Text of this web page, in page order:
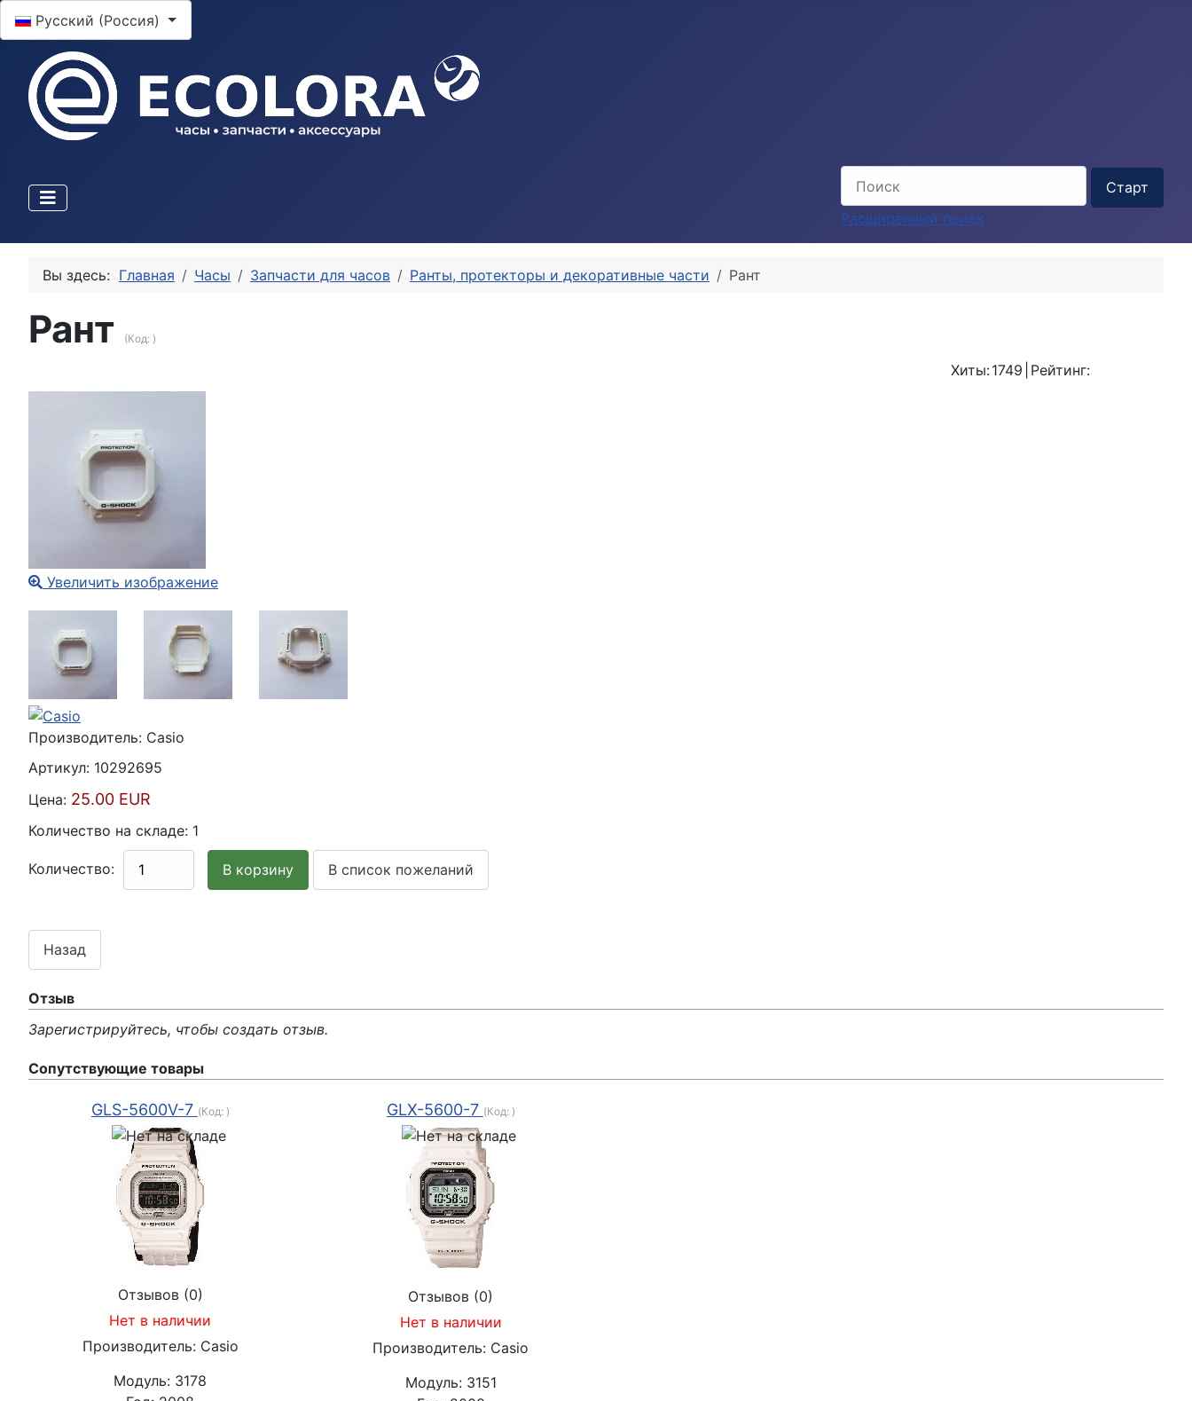
Выберите язык
Русский (Россия)
Расширенный поиск
Вы здесь: Главная Часы Запчасти для часов Ранты, протекторы и декоративные части Рант
Рант (Код: )
Хиты:1749 Рейтинг:
Увеличить изображение
Производитель: Casio
Артикул: 10292695
Цена: 25.00 EUR
Количество на складе: 1
Количество:
Отзыв
Зарегистрируйтесь, чтобы создать отзыв.
Сопутствующие товары
GLS-5600V-7 (Код: )
Отзывов (0)
Нет в наличии
Производитель: Casio
Модуль: 3178
GLX-5600-7 (Код: )
Отзывов (0)
Нет в наличии
Производитель: Casio
Модуль: 3151